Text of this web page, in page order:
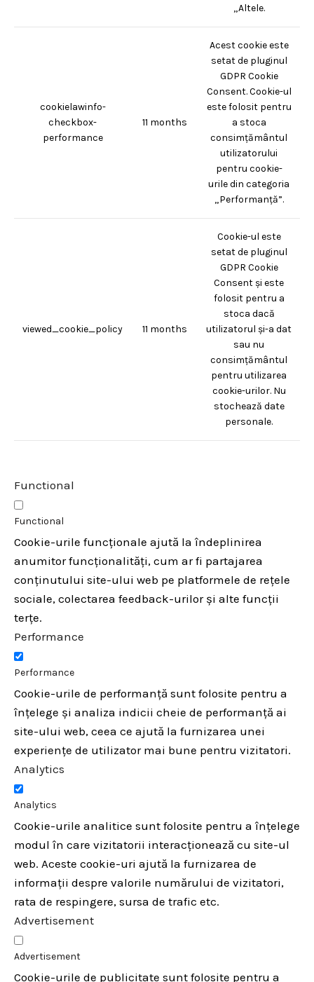
„Altele.
cookielawinfo-
checkbox-
performance
11 months
Acest cookie este
setat de pluginul
GDPR Cookie
Consent. Cookie-ul
este folosit pentru
a stoca
consimțământul
utilizatorului
pentru cookie-
urile din categoria
„Performanță”.
viewed_cookie_policy 11 months
Cookie-ul este
setat de pluginul
GDPR Cookie
Consent și este
folosit pentru a
stoca dacă
utilizatorul și-a dat
sau nu
consimțământul
pentru utilizarea
cookie-urilor. Nu
stochează date
personale.
Functional
Functional
Cookie-urile funcționale ajută la îndeplinirea
anumitor funcționalități, cum ar fi partajarea
conținutului site-ului web pe platformele de rețele
sociale, colectarea feedback-urilor și alte funcții
terțe.
Performance
Performance
Cookie-urile de performanță sunt folosite pentru a
înțelege și analiza indicii cheie de performanță ai
site-ului web, ceea ce ajută la furnizarea unei
experiențe de utilizator mai bune pentru vizitatori.
Analytics
Analytics
Cookie-urile analitice sunt folosite pentru a înțelege
modul în care vizitatorii interacționează cu site-ul
web. Aceste cookie-uri ajută la furnizarea de
informații despre valorile numărului de vizitatori,
rata de respingere, sursa de trafic etc.
Advertisement
Advertisement
Cookie-urile de publicitate sunt folosite pentru a